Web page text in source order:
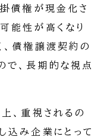
債権が現金化さ
能性が高くなり
、債権譲渡契約の
で、長期的な視点
、重視されるの
込み企業にとって